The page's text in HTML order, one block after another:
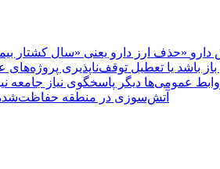
دارو
باشد یا تعطیل